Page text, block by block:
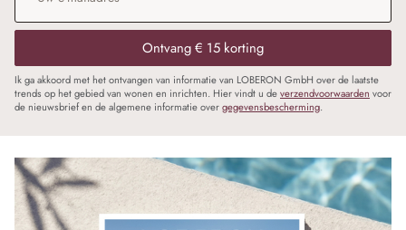
Ontvang € 15 korting
Ik ga akkoord met het ontvangen van informatie van LOBERON GmbH over de laatste
trends op het gebied van wonen en inrichten. Hier vindt u deverzendvoorwaarden voor
de nieuwsbrief en de algemene informatie overgegevensbescherming.